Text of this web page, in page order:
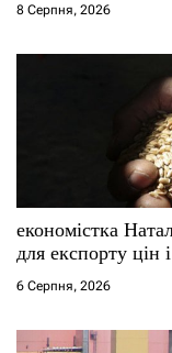
8 Серпня, 2026
економістка
для експорту цін
6 Серпня, 2026